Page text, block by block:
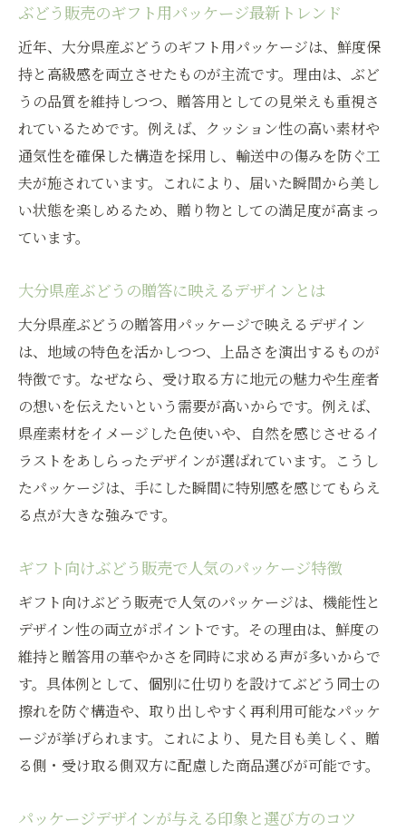
ぶどう販売のギフト用パッケージ最新トレンド
近年、大分県産ぶどうのギフト用パッケージは、鮮度保
持と高級感を両立させたものが主流です。理由は、ぶど
うの品質を維持しつつ、贈答用としての見栄えも重視さ
れているためです。例えば、クッション性の高い素材や
通気性を確保した構造を採用し、輸送中の傷みを防ぐ工
夫が施されています。これにより、届いた瞬間から美し
い状態を楽しめるため、贈り物としての満足度が高まっ
ています。
大分県産ぶどうの贈答に映えるデザインとは
大分県産ぶどうの贈答用パッケージで映えるデザイン
は、地域の特色を活かしつつ、上品さを演出するものが
特徴です。なぜなら、受け取る方に地元の魅力や生産者
の想いを伝えたいという需要が高いからです。例えば、
県産素材をイメージした色使いや、自然を感じさせるイ
ラストをあしらったデザインが選ばれています。こうし
たパッケージは、手にした瞬間に特別感を感じてもらえ
る点が大きな強みです。
ギフト向けぶどう販売で人気のパッケージ特徴
ギフト向けぶどう販売で人気のパッケージは、機能性と
デザイン性の両立がポイントです。その理由は、鮮度の
維持と贈答用の華やかさを同時に求める声が多いからで
す。具体例として、個別に仕切りを設けてぶどう同士の
擦れを防ぐ構造や、取り出しやすく再利用可能なパッケ
ージが挙げられます。これにより、見た目も美しく、贈
る側・受け取る側双方に配慮した商品選びが可能です。
パッケージデザインが与える印象と選び方のコツ